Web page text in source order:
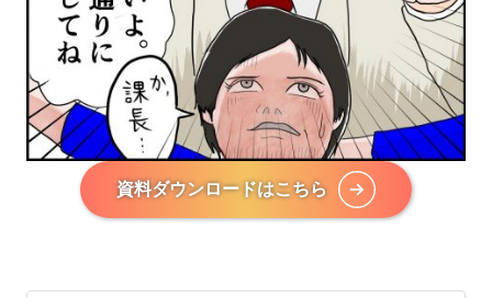
資料ダウンロードはこちら